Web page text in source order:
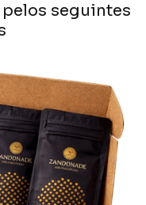
pelos seguintes